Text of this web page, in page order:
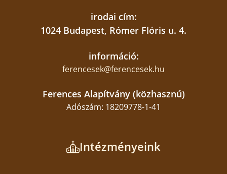
irodai cím:
1024 Budapest, Rómer Flóris u. 4.
információ:
ferencesek@ferencesek.hu
Ferences Alapítvány (közhasznú)
Adószám: 18209778-1-41
Intézményeink